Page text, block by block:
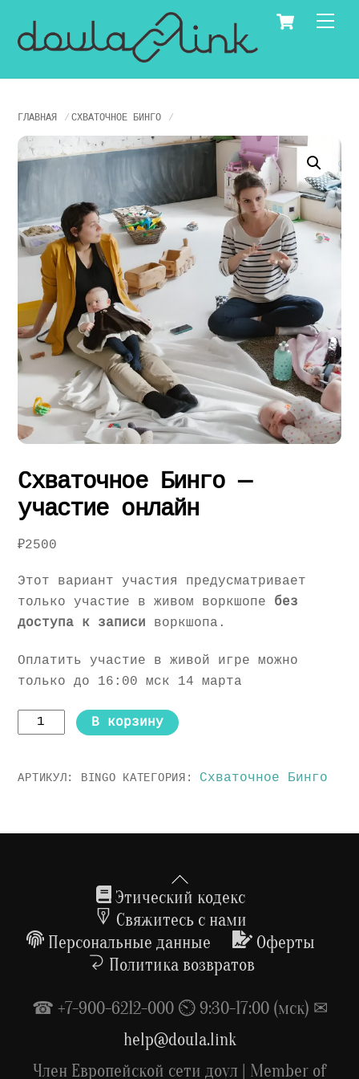
content
Cart
ГЛАВНАЯ СХВАТОЧНОЕ БИНГО
Схваточное Бинго —
участие онлайн
₽2500
Этот вариант участия предусматривает
только участие в живом воркшопе без
доступа к записи
воркшопа.
Оплатить участие в живой игре можно
только до 16:00 мск 14 марта
Количество
Бинго
В корзину
АРТИКУЛ: BINGO КАТЕГОРИЯ: Схваточное Бинго
Back
To
Top
Этический кодекс
Свяжитесь с нами
Персональные данные
Оферты
Политика возвратов
☎ +7-900-6212-000 ⏲ 9:30-17:00 (мск) ✉
help@doula.link
Член Европейской сети доул | Member of